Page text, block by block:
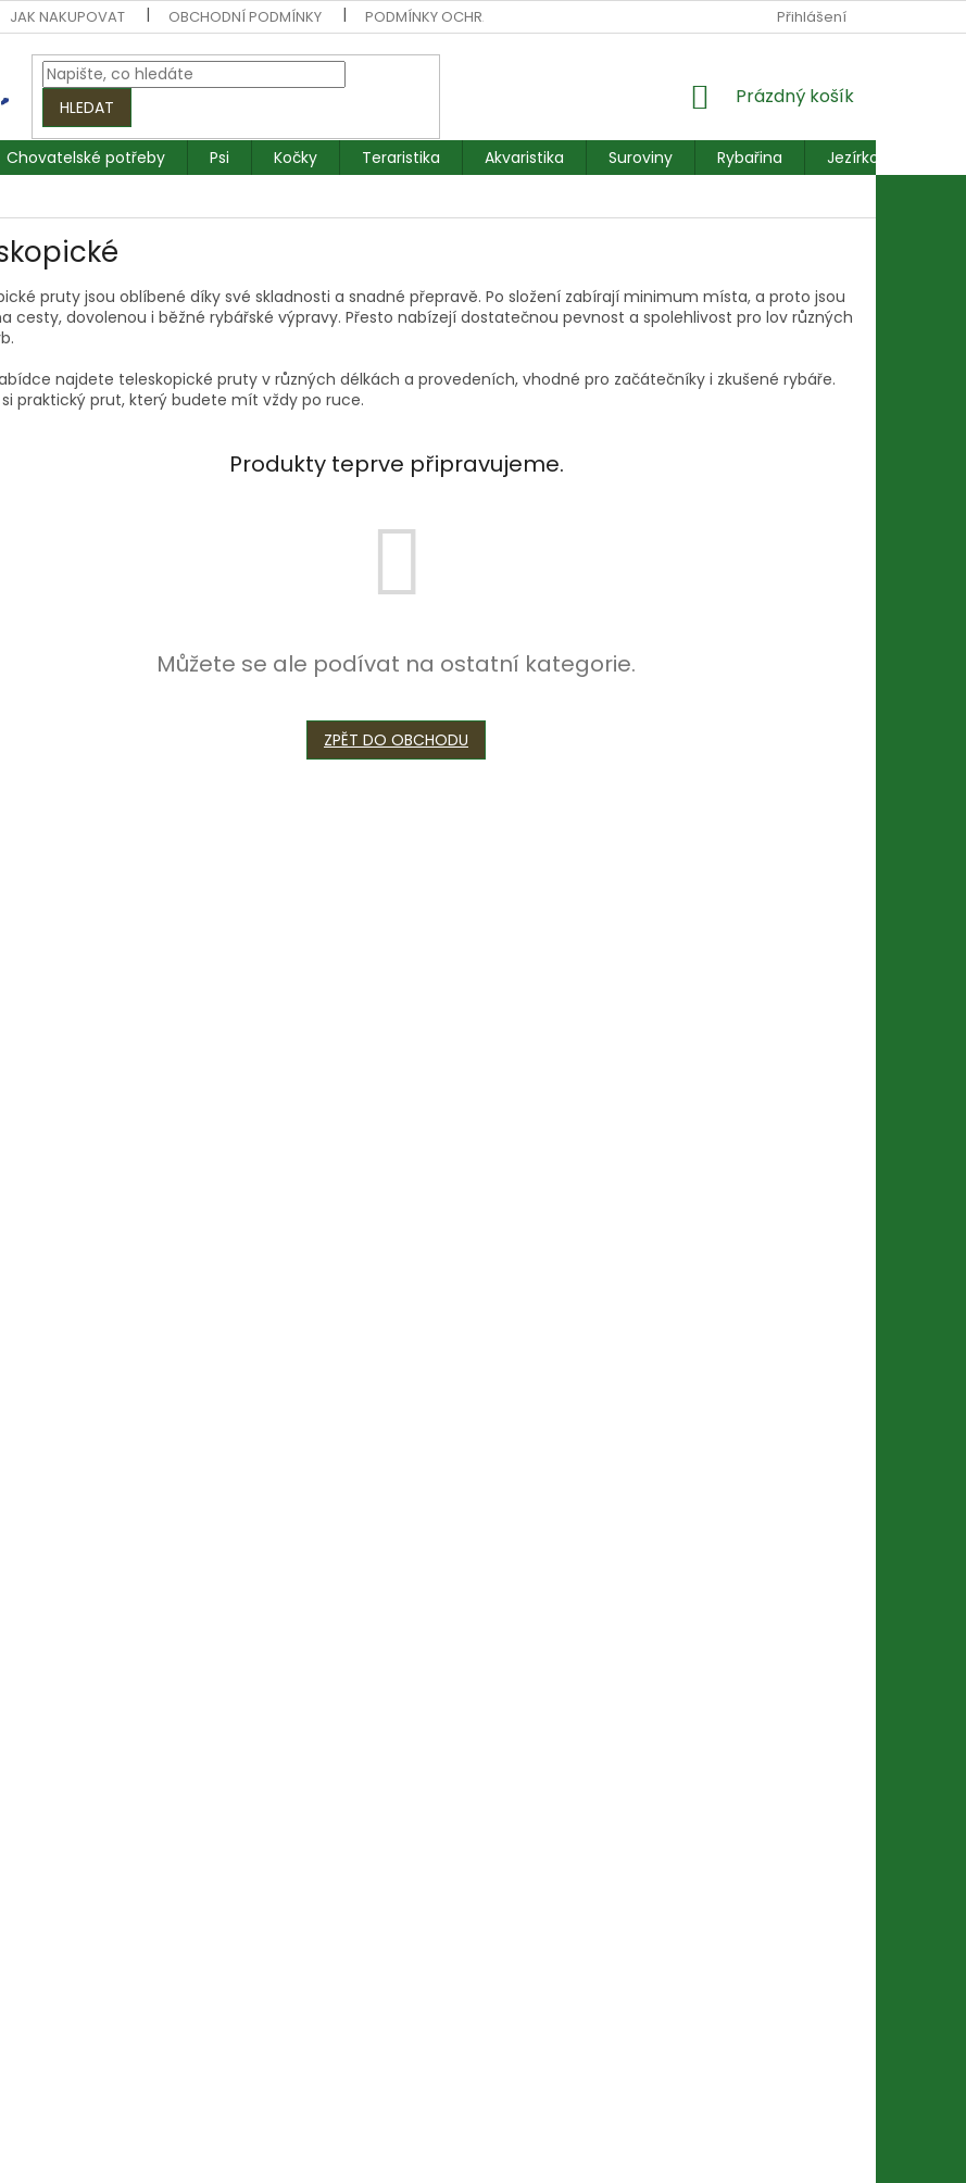
JAK NAKUPOVAT OBCHODNÍ PODMÍNKY PODMÍNKY OCHRANY OSOBNÍCH ÚDAJŮ REKLAMACE FORMULÁŘ
Přihlášení
HLEDAT
NÁKUPNÍ
Prázdný košík
Chovatelské potřeby Psi Kočky Teraristika Akvaristika Suroviny Rybařina
Jezírkové ryby
pruty jsou oblíbené díky své skladnosti a snadné přepravě. Po složení zabírají minimum místa, a proto jsou
cesty, dovolenou i běžné rybářské výpravy. Přesto nabízejí dostatečnou pevnost a spolehlivost pro lov různých
najdete teleskopické pruty v různých délkách a provedeních, vhodné pro začátečníky i zkušené rybáře.
praktický prut, který budete mít vždy po ruce.
Produkty teprve připravujeme.
Můžete se ale podívat na ostatní kategorie.
ZPĚT DO OBCHODU